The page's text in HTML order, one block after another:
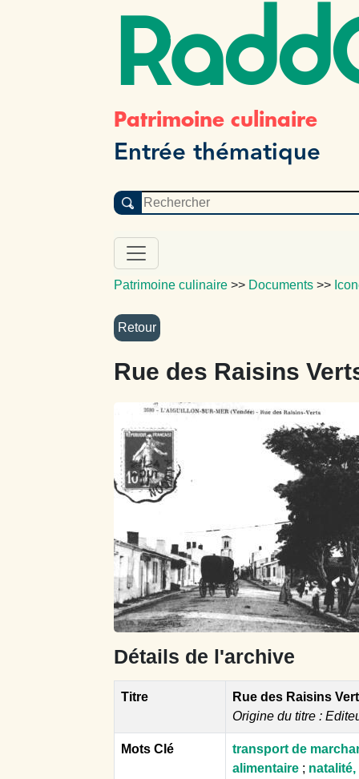
Patrimoine culinaire
Entrée thématique
Patrimoine culinaire >> Documents >>
Rue des Raisins
Détails de l'archive
Titre
Rue des Raisins
Origine du titre :
Mots Clé
transport de
alimentaire ;